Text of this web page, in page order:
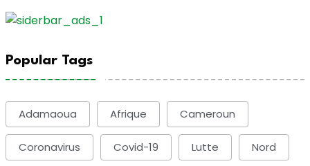
Popular Tags
Adamaoua Afrique Cameroun
Coronavirus Covid-19 Lutte Nord